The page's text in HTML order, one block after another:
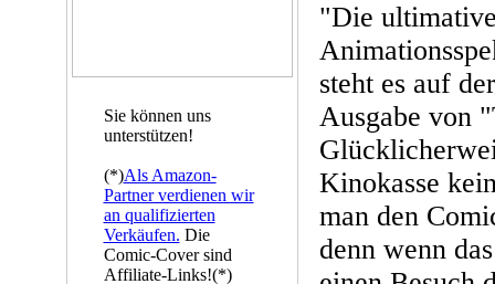
Sie können uns
unterstützen!
(*)Als Amazon-
Partner verdienen wir
an qualifizierten
Verkäufen. Die
Comic-Cover sind
Affiliate-Links!(*)
"Die
steht es auf
Ausgabe von
Kinokasse
man den
denn wenn